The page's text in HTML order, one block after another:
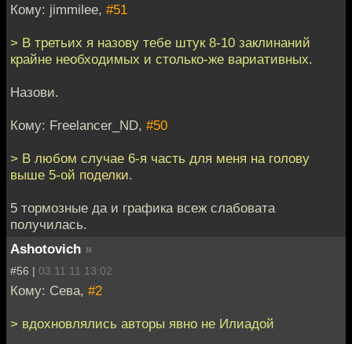
Кому: jimmilee, #51
> В третьих я назову тебе штук 8-10 заклинаний
крайне необходимых и столько-же вариативных.
Назови.
Кому: Freelancer_ND, #50
> В любом случае 6-я часть для меня на голову
выше 5-ой поделки.
5 тормозные да и графика всеж слабовата
получилась.
Ashotovich »
#56 | 03.11.11 13:02
Кому: Сева, #2
> вдохновлялись авторы явно не Илиадой